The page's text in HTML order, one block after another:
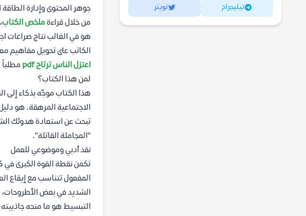
تيليجرام تويتر
جوهر المحتوى وإدارة الطاقة
من خلال قراءةملخص الكتاب
هو في الغالب نتاج صراعات
الكاتب على تحويل مفاهيم
اعتزل الناس ترتاح pdf
لمن هذا الكتاب؟
هذا الكتاب موجّه بذكاء إلى
الاجتماعية المرهقة. هو
تبحث عن استعادة هدوئك
"المجاملة القاتلة".
نقد أدبي وموضوعي للعمل
تكمن نقطة القوة الكبرى في
المفعول تتناسب مع إيقاع
الشديد في بعض الأطروحات،
التبسيط هو ما منحه جاذبيته